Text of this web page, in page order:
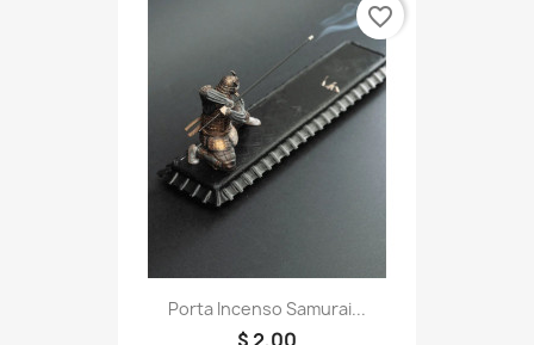
Porta Incenso Samurai...
favorite_border